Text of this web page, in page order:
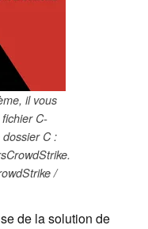
il vous
C-
C :
/
de la solution de